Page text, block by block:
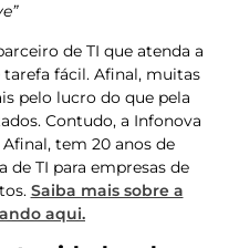
de TI que atenda a
fácil. Afinal, muitas
pelo lucro do que pela
Contudo, a Infonova
tem 20 anos de
de TI para empresas de
Saiba mais sobre a
aqui.